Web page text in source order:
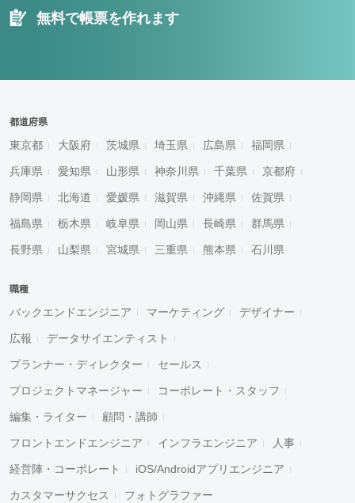
無料で帳票を作れます
都道府県
東京都 大阪府 茨城県 埼玉県 広島県 福岡県
兵庫県 愛知県 山形県 神奈川県 千葉県 京都府
静岡県 北海道 愛媛県 滋賀県 沖縄県 佐賀県
福島県 栃木県 岐阜県 岡山県 長崎県 群馬県
長野県 山梨県 宮城県 三重県 熊本県 石川県
職種
バックエンドエンジニア マーケティング デザイナー
広報 データサイエンティスト
プランナー・ディレクター セールス
プロジェクトマネージャー コーポレート・スタッフ
編集・ライター 顧問・講師
フロントエンドエンジニア インフラエンジニア 人事
経営陣・コーポレート iOS/Androidアプリエンジニア
カスタマーサクセス フォトグラファー